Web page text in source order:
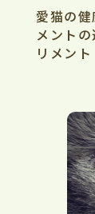
愛猫の
メント
リメント